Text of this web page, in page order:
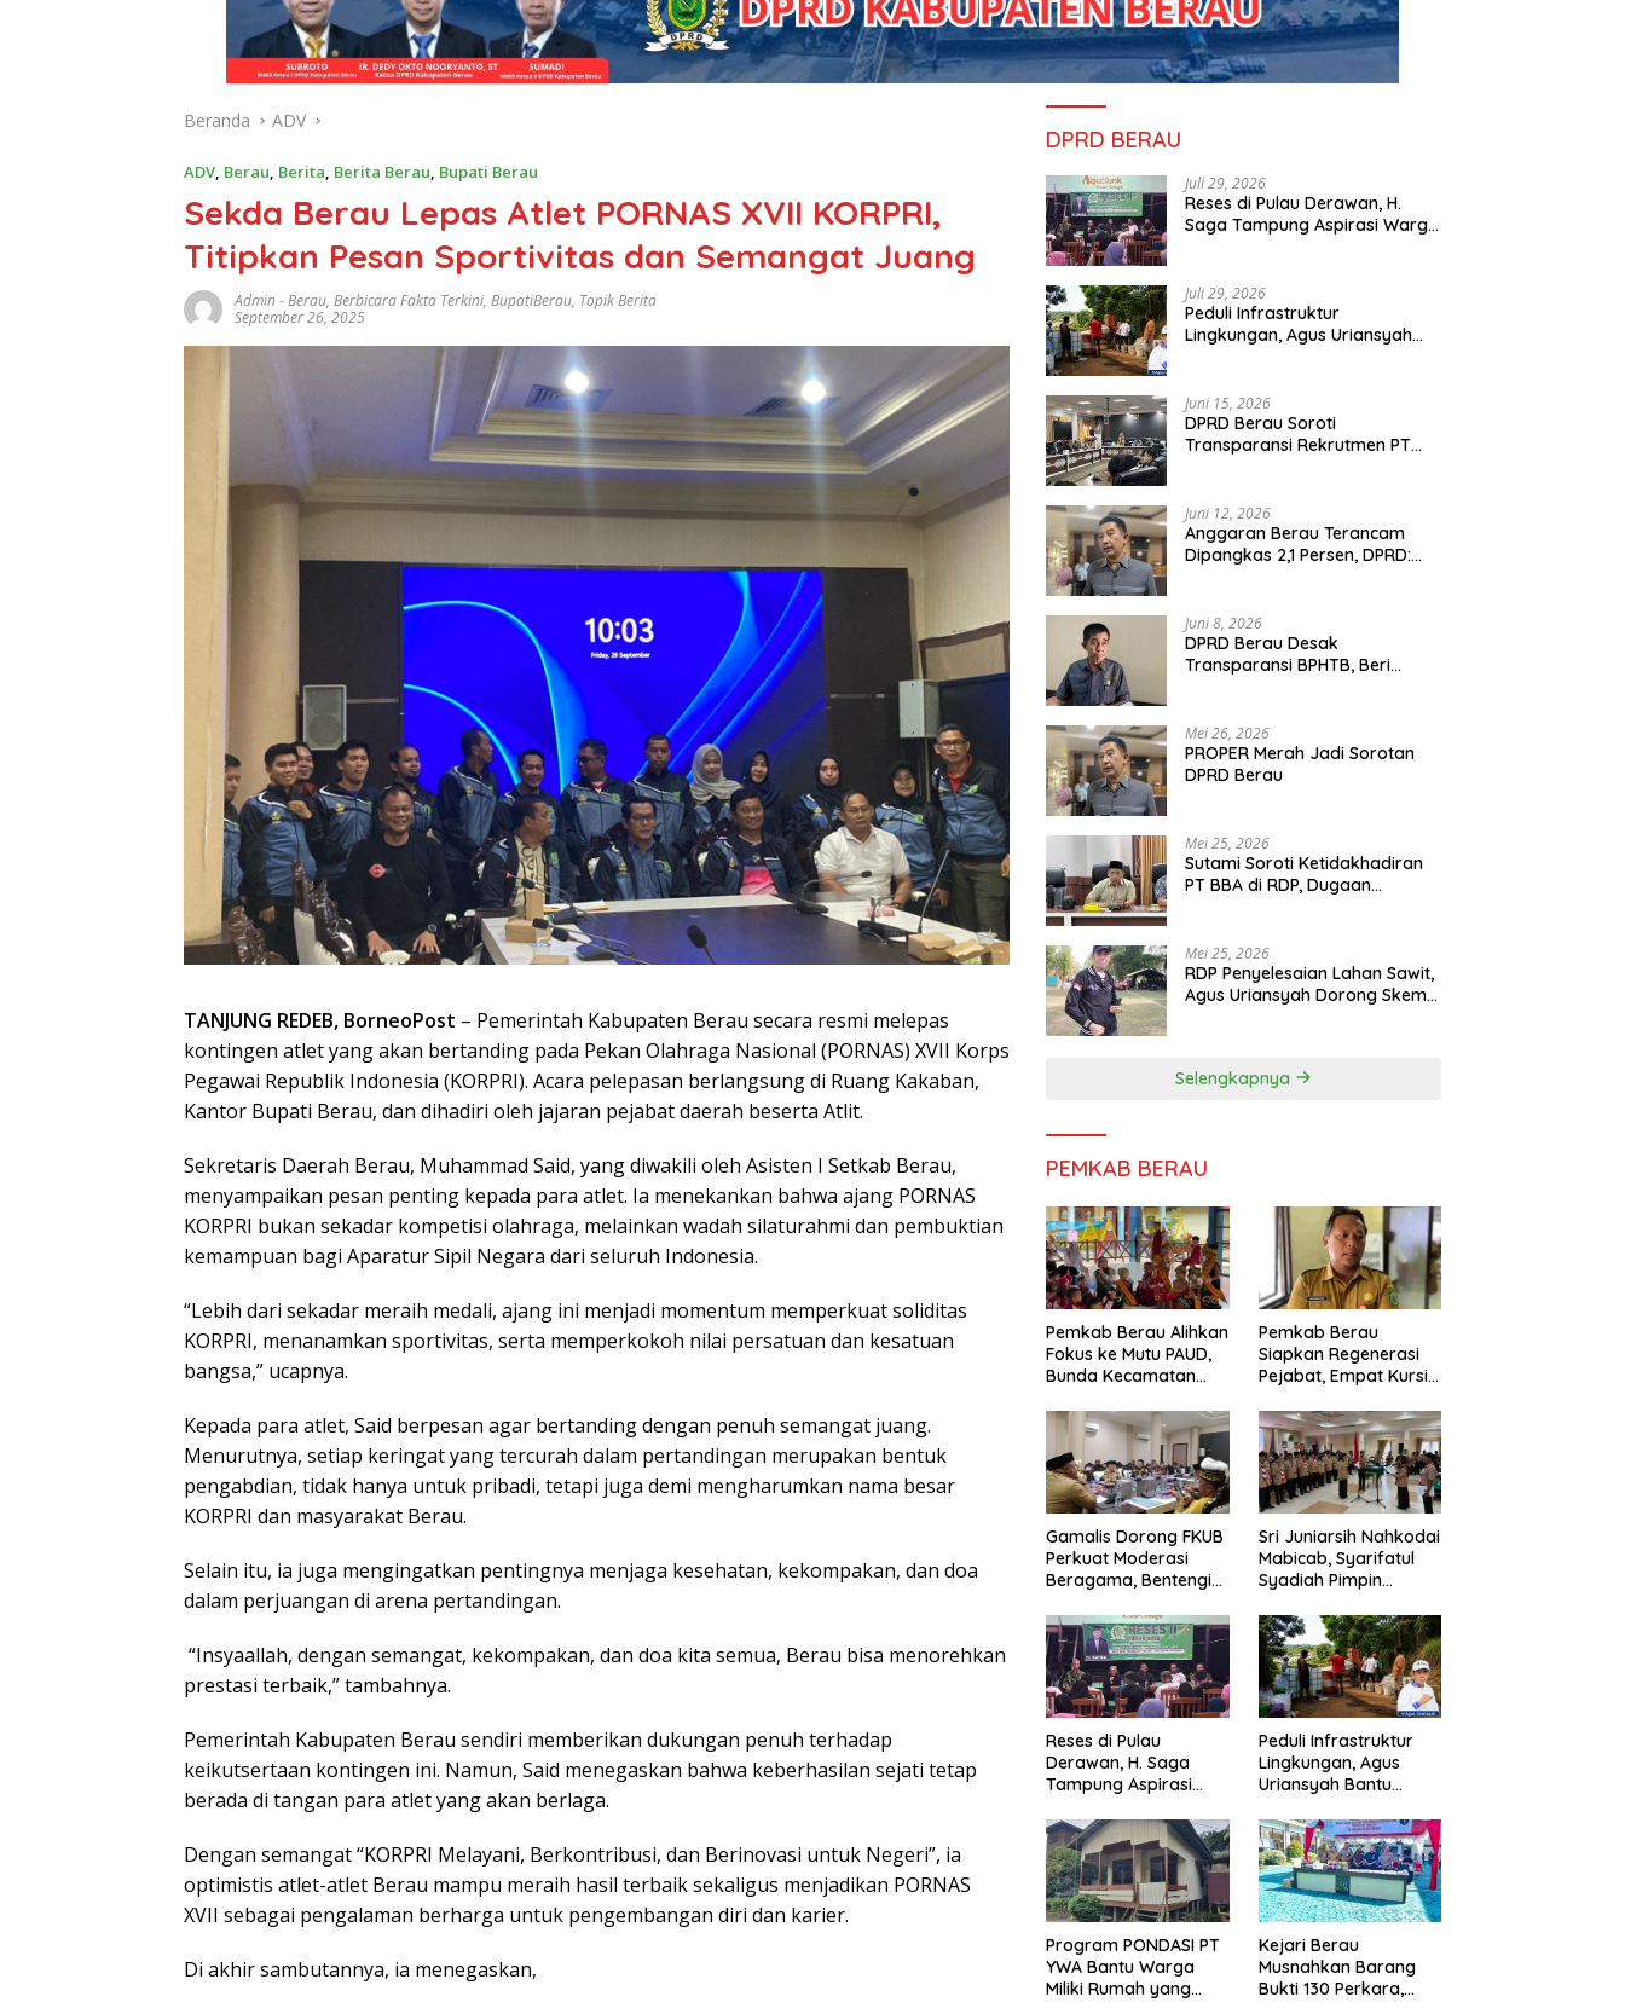
Beranda ADV
ADV, Berau, Berita, Berita Berau, Bupati Berau
Sekda Berau Lepas Atlet PORNAS XVII KORPRI,
Titipkan Pesan Sportivitas dan Semangat Juang
Admin-Berau, Berbicara Fakta Terkini, BupatiBerau, Topik Berita
September 26, 2025
TANJUNG REDEB, BorneoPost – Pemerintah Kabupaten Berau secara resmi melepas
kontingen atlet yang akan bertanding pada Pekan Olahraga Nasional (PORNAS) XVII Korps
Pegawai Republik Indonesia (KORPRI). Acara pelepasan berlangsung di Ruang Kakaban,
Kantor Bupati Berau, dan dihadiri oleh jajaran pejabat daerah beserta Atlit.
Sekretaris Daerah Berau, Muhammad Said, yang diwakili oleh Asisten I Setkab Berau,
menyampaikan pesan penting kepada para atlet. Ia menekankan bahwa ajang PORNAS
KORPRI bukan sekadar kompetisi olahraga, melainkan wadah silaturahmi dan pembuktian
kemampuan bagi Aparatur Sipil Negara dari seluruh Indonesia.
“Lebih dari sekadar meraih medali, ajang ini menjadi momentum memperkuat soliditas
KORPRI, menanamkan sportivitas, serta memperkokoh nilai persatuan dan kesatuan
bangsa,” ucapnya.
Kepada para atlet, Said berpesan agar bertanding dengan penuh semangat juang.
Menurutnya, setiap keringat yang tercurah dalam pertandingan merupakan bentuk
pengabdian, tidak hanya untuk pribadi, tetapi juga demi mengharumkan nama besar
KORPRI dan masyarakat Berau.
Selain itu, ia juga mengingatkan pentingnya menjaga kesehatan, kekompakan, dan doa
dalam perjuangan di arena pertandingan.
“Insyaallah, dengan semangat, kekompakan, dan doa kita semua, Berau bisa menorehkan
prestasi terbaik,” tambahnya.
Pemerintah Kabupaten Berau sendiri memberikan dukungan penuh terhadap
keikutsertaan kontingen ini. Namun, Said menegaskan bahwa keberhasilan sejati tetap
berada di tangan para atlet yang akan berlaga.
Dengan semangat “KORPRI Melayani, Berkontribusi, dan Berinovasi untuk Negeri”, ia
optimistis atlet-atlet Berau mampu meraih hasil terbaik sekaligus menjadikan PORNAS
XVII sebagai pengalaman berharga untuk pengembangan diri dan karier.
Di akhir sambutannya, ia menegaskan,
DPRD BERAU
Juli 29, 2026
Reses di Pulau Derawan, H.
Saga Tampung Aspirasi Warga
Juli 29, 2026
Peduli Infrastruktur
Lingkungan, Agus Uriansyah
Juni 15, 2026
DPRD Berau Soroti
Transparansi Rekrutmen PT
Juni 12, 2026
Anggaran Berau Terancam
Dipangkas 2,1 Persen, DPRD:
Juni 8, 2026
DPRD Berau Desak
Transparansi BPHTB, Beri
Mei 26, 2026
PROPER Merah Jadi Sorotan
DPRD Berau
Mei 25, 2026
Sutami Soroti Ketidakhadiran
PT BBA di RDP, Dugaan
Mei 25, 2026
RDP Penyelesaian Lahan Sawit,
Agus Uriansyah Dorong Skema
Selengkapnya
PEMKAB BERAU
Pemkab Berau Alihkan
Fokus ke Mutu PAUD,
Bunda Kecamatan
Pengawasan
Pemkab Berau
Siapkan Regenerasi
Pejabat, Empat Kursi
Diisi
Gamalis Dorong FKUB
Perkuat Moderasi
Beragama, Bentengi
Pemecah Persatuan
Sri Juniarsih Nahkodai
Mabicab, Syarifatul
Syadiah Pimpin
Berau 2026–2031
Reses di Pulau
Derawan, H. Saga
Tampung Aspirasi
Masyarakat Bijak
Sikapi Efisiensi
Anggaran
Peduli Infrastruktur
Lingkungan, Agus
Uriansyah Bantu
Jalan di Gang Angsa
Program PONDASI PT
YWA Bantu Warga
Miliki Rumah yang
Kejari Berau
Musnahkan Barang
Bukti 130 Perkara,